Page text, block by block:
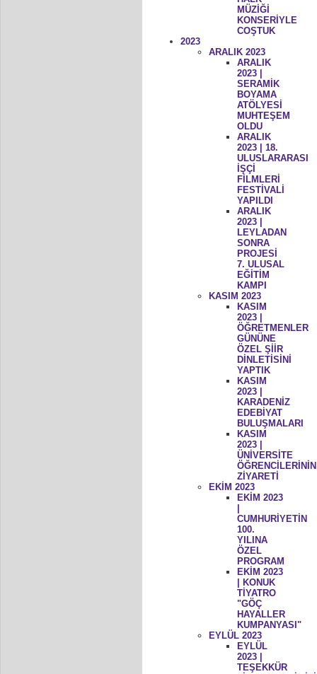
MÜZİĞİ
KONSERİYLE
COŞTUK
2023
ARALIK 2023
ARALIK
2023 |
SERAMİK
BOYAMA
ATÖLYESİ
MUHTEŞEM
OLDU
ARALIK
2023 | 18.
ULUSLARARASI
İŞÇİ
FİLMLERİ
FESTİVALİ
YAPILDI
ARALIK
2023 |
LEYLADAN
SONRA
PROJESİ
7. ULUSAL
EĞİTİM
KAMPI
KASIM 2023
KASIM
2023 |
ÖĞRETMENLER
GÜNÜNE
ÖZEL ŞİİR
DİNLETİSİNİ
YAPTIK
KASIM
2023 |
KARADENİZ
EDEBİYAT
BULUŞMALARI
KASIM
2023 |
ÜNİVERSİTE
ÖĞRENCİLERİNİN
ZİYARETİ
EKİM 2023
EKİM 2023
CUMHURİYETİN
100.
YILINA
ÖZEL
PROGRAM
EKİM 2023
| KONUK
TİYATRO
"GÖÇ
HAYALLER
KUMPANYASI"
EYLÜL 2023
EYLÜL
2023 |
TEŞEKKÜR